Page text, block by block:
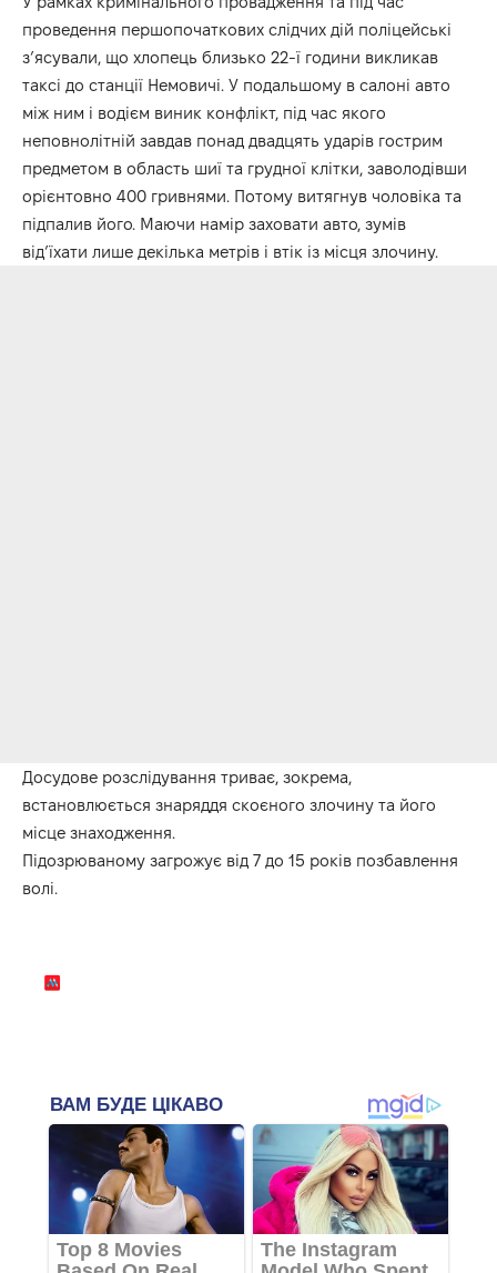
проведення першопочаткових слідчих дій поліцейські
з’ясували, що хлопець близько 22-ї години викликав
таксі до станції Немовичі. У подальшому в салоні авто
між ним і водієм виник конфлікт, під час якого
неповнолітній завдав понад двадцять ударів гострим
предметом в область шиї та грудної клітки, заволодівши
орієнтовно 400 гривнями. Потому витягнув чоловіка та
підпалив його. Маючи намір заховати авто, зумів
від’їхати лише декілька метрів і втік із місця злочину.
Досудове розслідування триває, зокрема,
встановлюється знаряддя скоєного злочину та його
місце знаходження.
Підозрюваному загрожує від 7 до 15 років позбавлення
волі.